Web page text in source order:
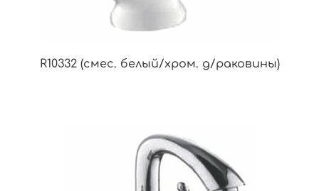
R10332 (смес. белый/хром. д/раковины)